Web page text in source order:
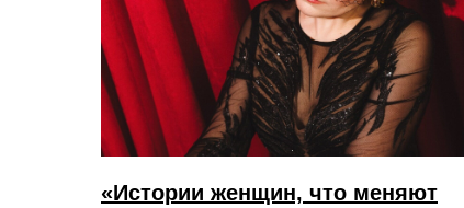
«Истории женщин, что меняют